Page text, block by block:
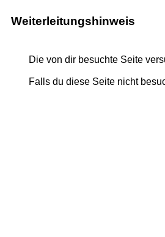
Weiterleitungshinweis
Die von dir besuchte Seite
Falls du diese Seite nicht